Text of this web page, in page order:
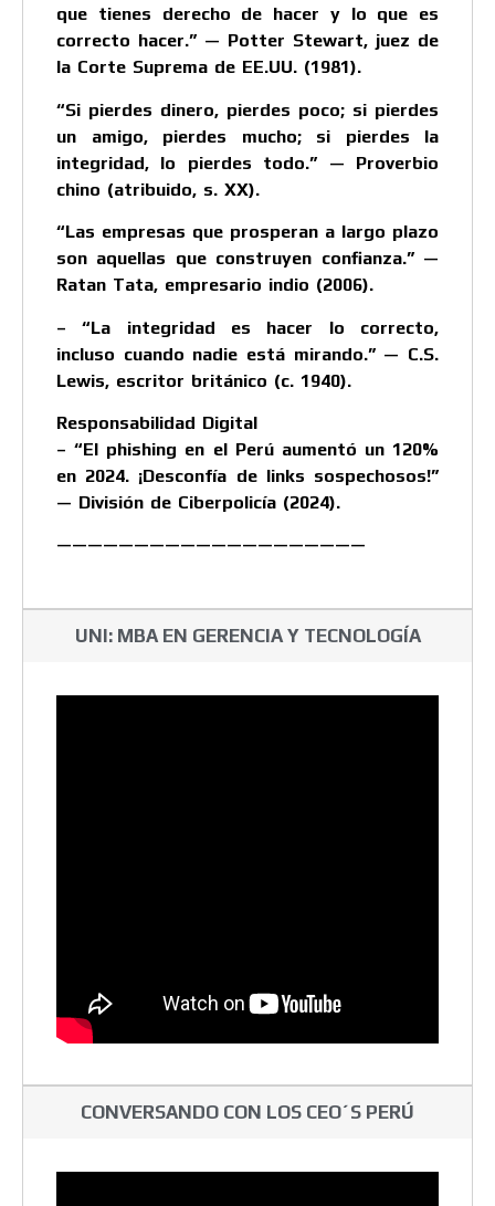
que tienes derecho de hacer y lo que es
correcto hacer.” — Potter Stewart, juez de
la Corte Suprema de EE.UU. (1981).
“Si pierdes dinero, pierdes poco; si pierdes
un amigo, pierdes mucho; si pierdes la
integridad, lo pierdes todo.” — Proverbio
chino (atribuido, s. XX).
“Las empresas que prosperan a largo plazo
son aquellas que construyen confianza.” —
Ratan Tata, empresario indio (2006).
– “La integridad es hacer lo correcto,
incluso cuando nadie está mirando.” — C.S.
Lewis, escritor británico (c. 1940).
Responsabilidad Digital
– “El phishing en el Perú aumentó un 120%
en 2024. ¡Desconfía de links sospechosos!”
— División de Ciberpolicía (2024).
————————————————————
UNI: MBA EN GERENCIA Y TECNOLOGÍA
CONVERSANDO CON LOS CEO´S PERÚ